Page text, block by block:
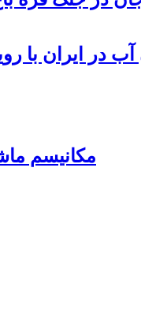
در ایران با
مکانیسم